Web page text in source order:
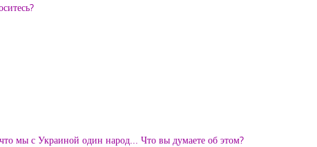
мы с Украиной один народ... Что вы думаете об этом?